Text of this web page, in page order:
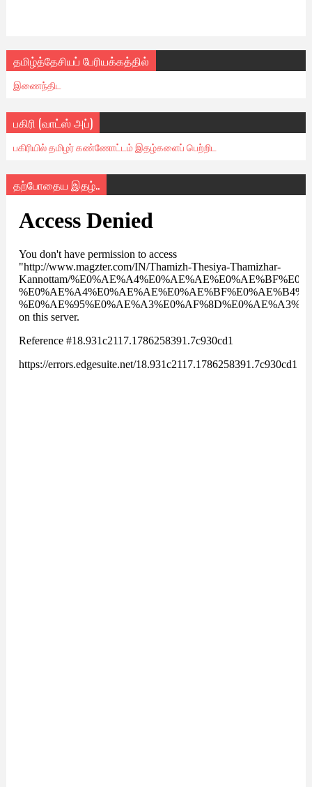
தமிழ்த்தேசியப் பேரியக்கத்தில்
இணைந்திட
பகிரி (வாட்ஸ் அப்)
பகிரியில் தமிழர் கண்ணோட்டம் இதழ்களைப் பெற்றிட
தற்போதைய இதழ்..